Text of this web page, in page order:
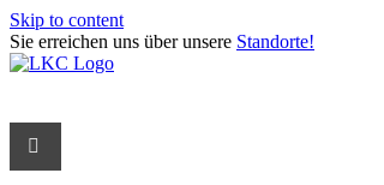
Skip to content
Sie erreichen uns über unsere Standorte!